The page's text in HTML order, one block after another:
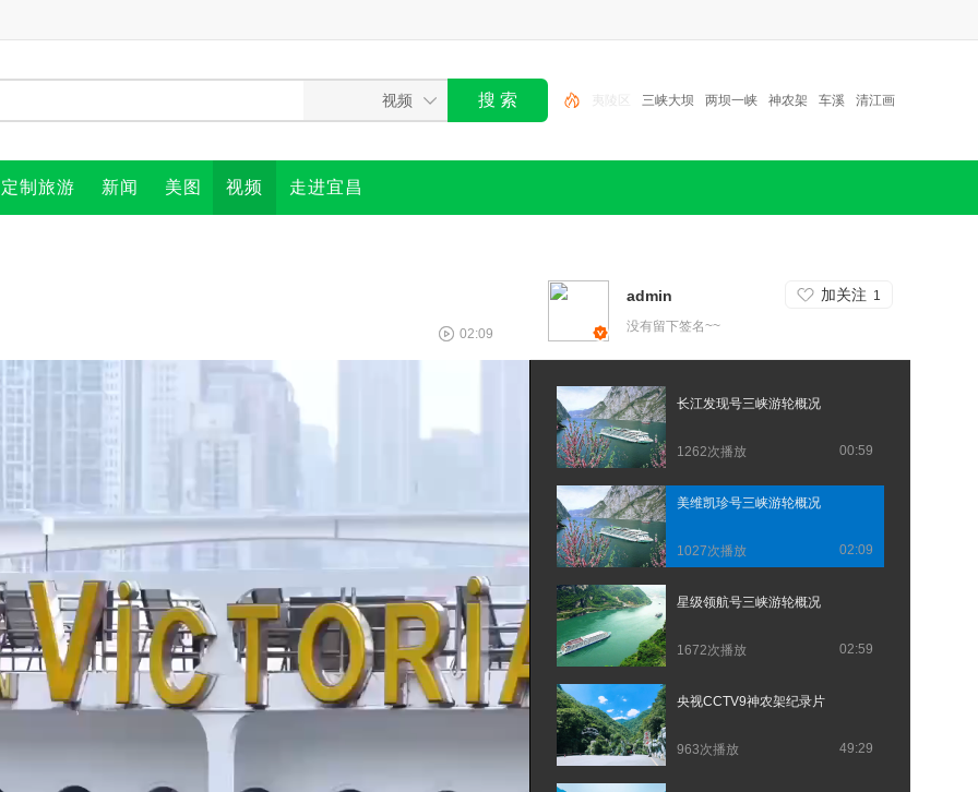
三峡大坝 两坝一峡 神农架 车溪 清江画廊 游船
定制旅游 新闻 美图 视频 走进宜昌
02:09
admin 加关注 1
没有留下签名~~
长江发现号三峡游轮概况
1262次播放 00:59
美维凯珍号三峡游轮概况
1027次播放 02:09
星级领航号三峡游轮概况
1672次播放 02:59
央视CCTV9神农架纪录片
963次播放 49:29